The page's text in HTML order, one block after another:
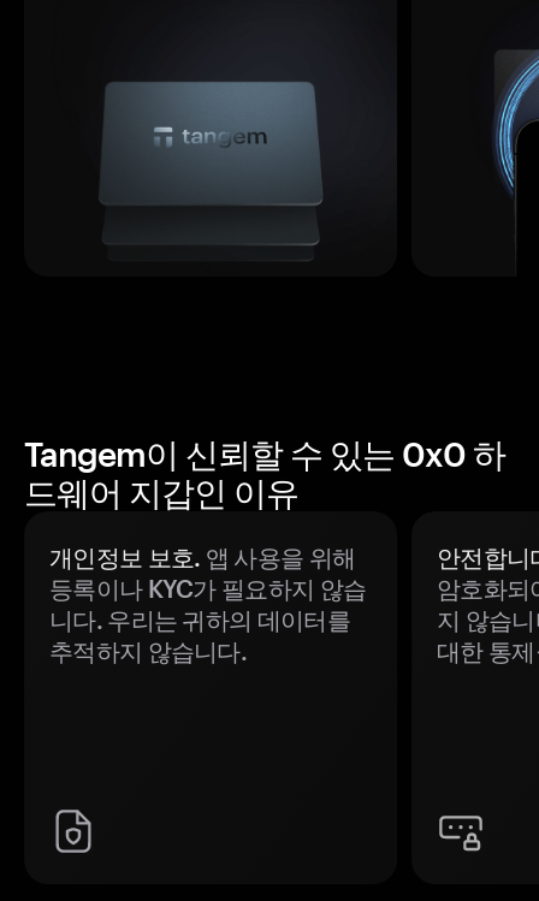
Tangem이 신뢰할 수 있는 0x0 하
드웨어 지갑인 이유
개인정보 보호. 앱 사용을 위해
등록이나 KYC가 필요하지 않습
니다. 우리는 귀하의 데이터를
추적하지 않습니다.
안전합니
암호화되
지 않습
대한 통